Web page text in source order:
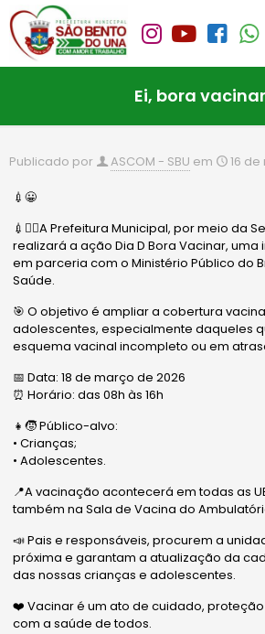
Ei, bora
Publicado por ASCOM - SBU em 16
💉😀
💉✍🏻A Prefeitura Municipal, por meio da
realizará a ação Dia D Bora Vacinar,
em parceria com o Ministério Público do
Saúde.
🎯 O objetivo é ampliar a cobertura
adolescentes, especialmente daqueles
esquema vacinal incompleto ou em
📅 Data: 18 de março de 2026
⏰ Horário: das 08h às 16h
👧🧒 Público-alvo:
• Crianças;
• Adolescentes.
📍A vacinação acontecerá em todas as
também na Sala de Vacina do
📣 Pais e responsáveis, procurem a
próxima e garantam a atualização da
das nossas crianças e adolescentes.
❤️ Vacinar é um ato de cuidado,
com a saúde de todos.